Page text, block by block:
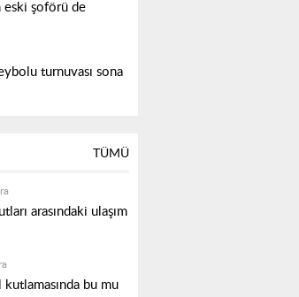
eski şoförü de
turnuvası sona
TÜMÜ
arasındaki ulaşım
bu mu